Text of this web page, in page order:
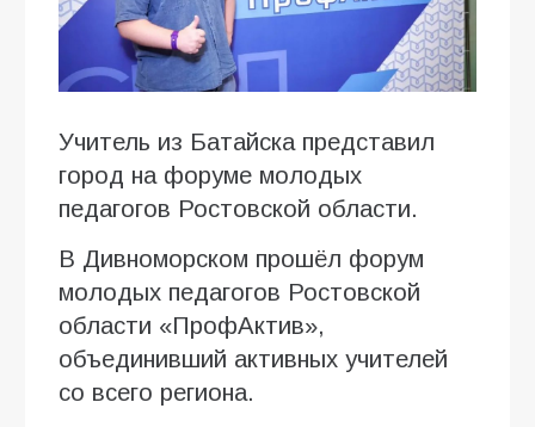
Учитель из Батайска представил
город на форуме молодых
педагогов Ростовской области.
В Дивноморском прошёл форум
молодых педагогов Ростовской
области «ПрофАктив»,
объединивший активных учителей
со всего региона.